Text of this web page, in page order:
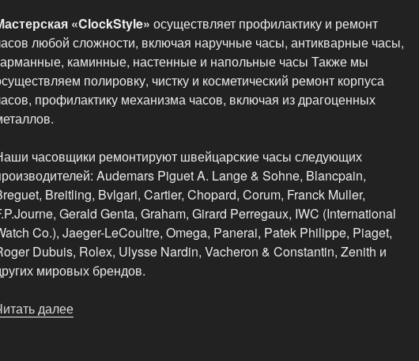
«ClockStyle» осуществляет профилактику и ремонт
любой сложности, включая наручные часы, антикварные часы,
каминные, настенные и напольные часы Также мы
полировку, чистку и косметический ремонт корпуса
профилактику механизма часов, включая из драгоценных
часовщики ремонтируют швейцарские часы следующих
Audemars Piguet A. Lange & Sohne, Blancpain,
Breitling, Bvlgari, Cartier, Chopard, Corum, Franck Muller,
Gerald Genta, Graham, Girard Perregaux, IWC (International
Co.), Jaeger-LeCoultre, Omega, Panerai, Patek Philippe, Piaget,
Dubuis, Rolex, Ulysse Nardin, Vacheron & Constantin, Zenith и
мировых брендов.
далее